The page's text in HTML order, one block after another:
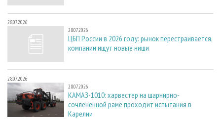
28.07.2026
28.07.2026
ЦБП России в 2026 году: рынок перестраивается,
компании ищут новые ниши
28.07.2026
28.07.2026
КАМАЗ-1010: харвестер на шарнирно-
сочлененной раме проходит испытания в
Карелии